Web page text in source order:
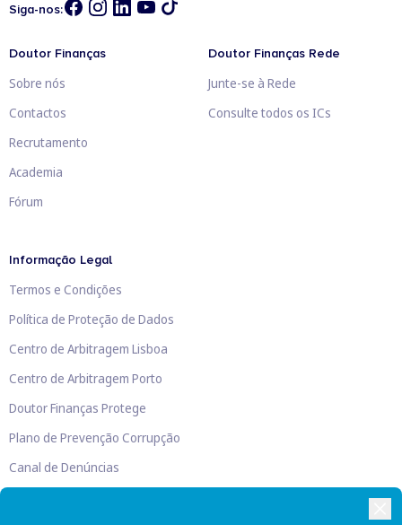
Siga-nos:
Doutor Finanças
Sobre nós
Contactos
Recrutamento
Academia
Fórum
Doutor Finanças Rede
Junte-se à Rede
Consulte todos os ICs
Informação Legal
Termos e Condições
Política de Proteção de Dados
Centro de Arbitragem Lisboa
Centro de Arbitragem Porto
Doutor Finanças Protege
Plano de Prevenção Corrupção
Canal de Denúncias